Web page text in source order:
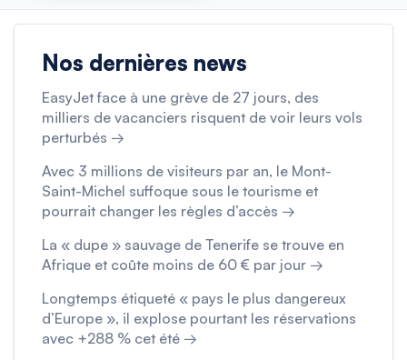
Nos dernières news
EasyJet face à une grève de 27 jours, des
milliers de vacanciers risquent de voir leurs vols
perturbés →
Avec 3 millions de visiteurs par an, le Mont-
Saint-Michel suffoque sous le tourisme et
pourrait changer les règles d’accès →
La « dupe » sauvage de Tenerife se trouve en
Afrique et coûte moins de 60 € par jour →
Longtemps étiqueté « pays le plus dangereux
d’Europe », il explose pourtant les réservations
avec +288 % cet été →